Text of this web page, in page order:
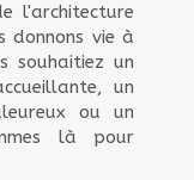
l'architecture
donnons vie à
souhaitiez un
un
ou un
là pour